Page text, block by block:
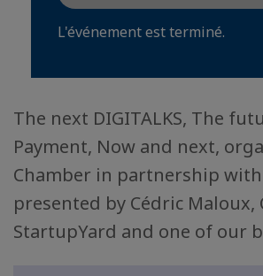
L'événement est terminé.
The next DIGITALKS, The
Payment, Now and next,
Chamber in partnership with
presented by Cédric Maloux,
StartupYard and one of our